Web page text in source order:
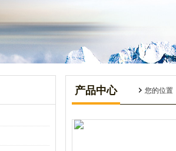
产品中心 您的位置